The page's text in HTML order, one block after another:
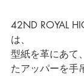
42ND ROYAL
は、
型紙を革にあて
たアッパーを手